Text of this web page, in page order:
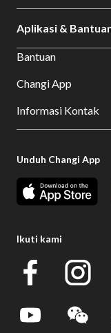
Aplikasi &
Bantuan
Changi App
Informasi Kontak
Unduh Changi App
Ikuti kami